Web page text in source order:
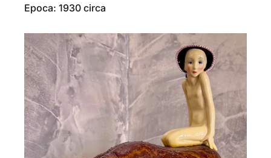
Epoca: 1930 circa